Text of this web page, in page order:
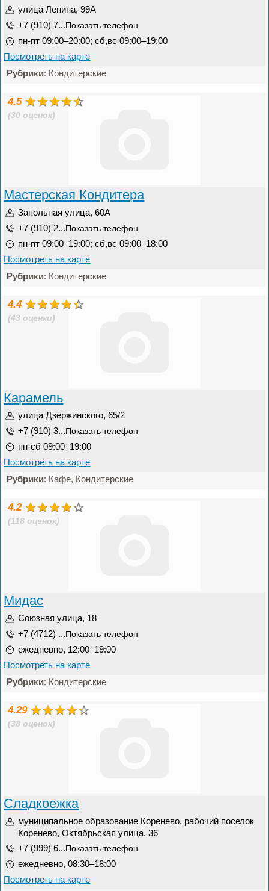
улица Ленина, 99А
+7 (910) 7... Показать телефон
пн-пт 09:00–20:00; сб,вс 09:00–19:00
Посмотреть на карте
Рубрики: Кондитерские
4.5
(30 оценок)
Мастерская Кондитера
Запольная улица, 60А
+7 (910) 2... Показать телефон
пн-пт 09:00–19:00; сб,вс 09:00–18:00
Посмотреть на карте
Рубрики: Кондитерские
4.4
(43 оценки)
Карамель
улица Дзержинского, 65/2
+7 (910) 3... Показать телефон
пн-сб 09:00–19:00
Посмотреть на карте
Рубрики: Кафе, Кондитерские
4.2
(118 оценок)
Мидас
Союзная улица, 18
+7 (4712) ... Показать телефон
ежедневно, 12:00–19:00
Посмотреть на карте
Рубрики: Кондитерские
4.29
(38 оценок)
Сладкоежка
муниципальное образование Коренево, рабочий поселок
Коренево, Октябрьская улица, 36
+7 (999) 6... Показать телефон
ежедневно, 08:30–18:00
Посмотреть на карте